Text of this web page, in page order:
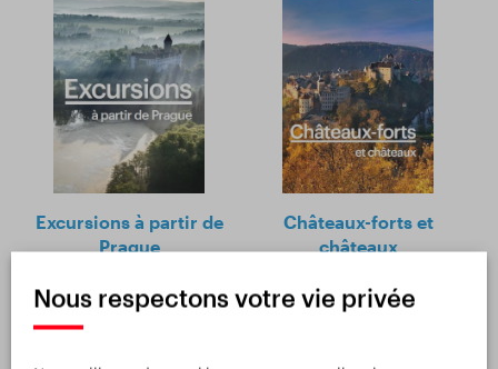
Excursions à partir de
Prague
Châteaux-forts et
châteaux
Nous respectons votre vie privée